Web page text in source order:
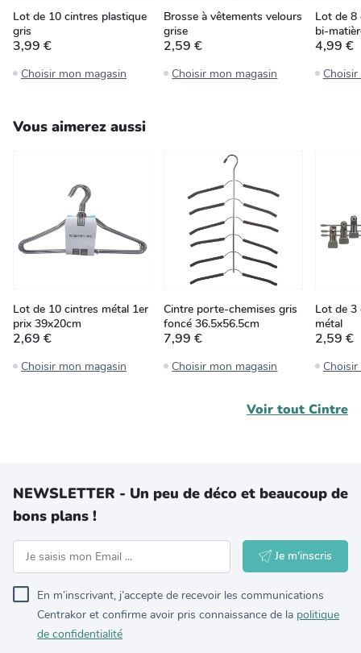
Lot de 10 cintres plastique
gris
3,99 €
Choisir mon magasin
Brosse à vêtements velours
grise
2,59 €
Choisir mon magasin
Lot de 8
bi-
4,99 €
Vous aimerez aussi
Lot de 10 cintres métal 1er
prix 39x20cm
2,69 €
Choisir mon magasin
Cintre porte-chemises gris
foncé 36.5x56.5cm
7,99 €
Choisir mon magasin
Lot de 3
métal
2,59 €
Voir tout Cintre
NEWSLETTER - Un peu de déco et beaucoup de
bons plans !
Je m'inscris
En m’inscrivant, j’accepte de recevoir les communications
Centrakor et confirme avoir pris connaissance de la politique
de confidentialité